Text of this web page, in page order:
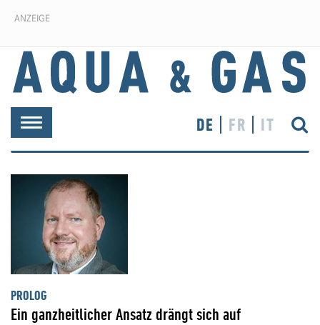
ANZEIGE
Toggle
navigation
DE FR IT
PROLOG
Ein ganzheitlicher Ansatz drängt sich auf